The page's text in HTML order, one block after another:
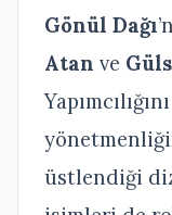
Gönül Dağı
Atan ve
üstlendiği